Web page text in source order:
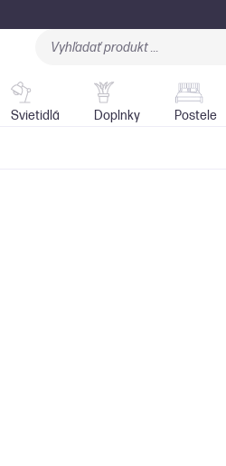
Svietidlá
Svietidlá Doplnky Postele